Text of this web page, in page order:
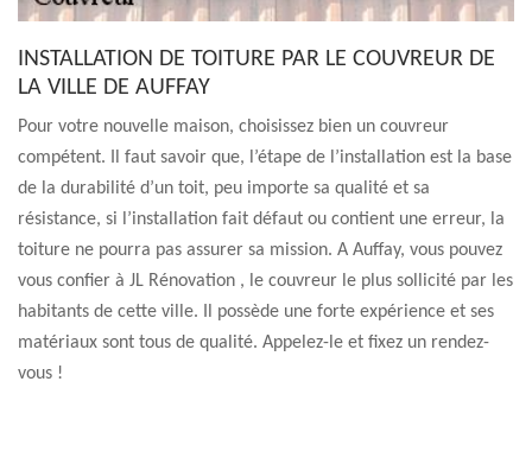
INSTALLATION DE TOITURE PAR LE COUVREUR DE
LA VILLE DE AUFFAY
Pour votre nouvelle maison, choisissez bien un couvreur
compétent. Il faut savoir que, l’étape de l’installation est la base
de la durabilité d’un toit, peu importe sa qualité et sa
résistance, si l’installation fait défaut ou contient une erreur, la
toiture ne pourra pas assurer sa mission. A Auffay, vous pouvez
vous confier à JL Rénovation , le couvreur le plus sollicité par les
habitants de cette ville. Il possède une forte expérience et ses
matériaux sont tous de qualité. Appelez-le et fixez un rendez-
vous !